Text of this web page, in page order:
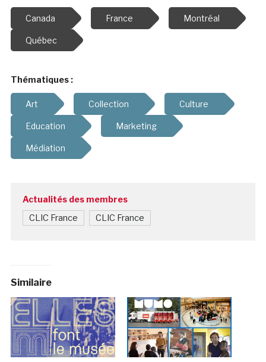
Canada France Montréal
Québec
Thématiques :
Art Collection Culture
Education Marketing
Médiation
Actualités des membres
CLIC France CLIC France
Similaire